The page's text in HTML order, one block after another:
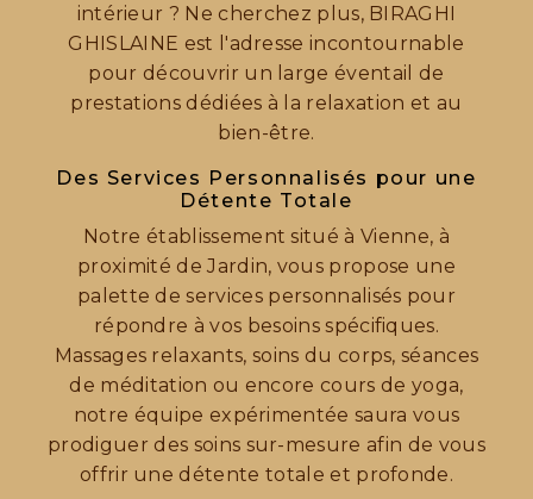
intérieur ? Ne cherchez plus, BIRAGHI
GHISLAINE est l'adresse incontournable
pour découvrir un large éventail de
prestations dédiées à la relaxation et au
bien-être.
Des Services Personnalisés pour une
Détente Totale
Notre établissement situé à Vienne, à
proximité de Jardin, vous propose une
palette de services personnalisés pour
répondre à vos besoins spécifiques.
Massages relaxants, soins du corps, séances
de méditation ou encore cours de yoga,
notre équipe expérimentée saura vous
prodiguer des soins sur-mesure afin de vous
offrir une détente totale et profonde.